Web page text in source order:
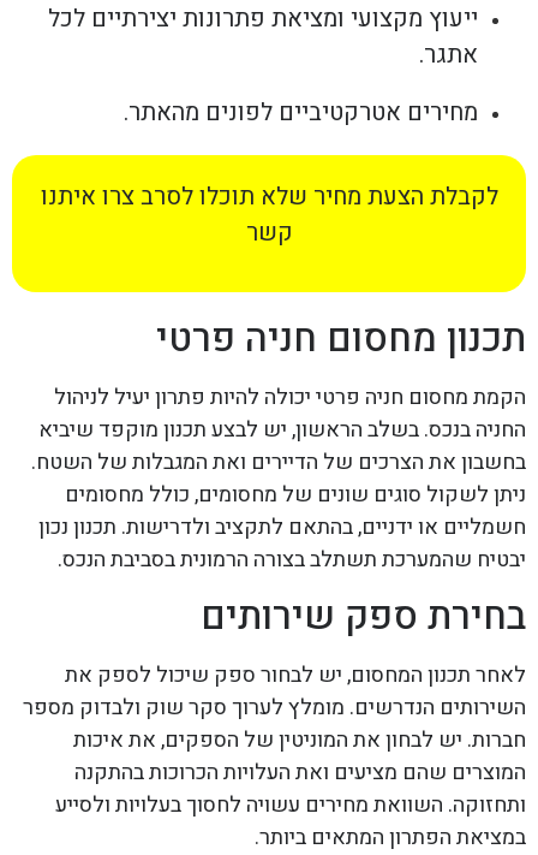
ייעוץ מקצועי ומציאת פתרונות יצירתיים לכל
אתגר.
מחירים אטרקטיביים לפונים מהאתר.
לקבלת הצעת מחיר שלא תוכלו לסרב צרו איתנו
קשר
תכנון מחסום חניה פרטי
הקמת מחסום חניה פרטי יכולה להיות פתרון יעיל לניהול
החניה בנכס. בשלב הראשון, יש לבצע תכנון מוקפד שיביא
בחשבון את הצרכים של הדיירים ואת המגבלות של השטח.
ניתן לשקול סוגים שונים של מחסומים, כולל מחסומים
חשמליים או ידניים, בהתאם לתקציב ולדרישות. תכנון נכון
יבטיח שהמערכת תשתלב בצורה הרמונית בסביבת הנכס.
בחירת ספק שירותים
לאחר תכנון המחסום, יש לבחור ספק שיכול לספק את
השירותים הנדרשים. מומלץ לערוך סקר שוק ולבדוק מספר
חברות. יש לבחון את המוניטין של הספקים, את איכות
המוצרים שהם מציעים ואת העלויות הכרוכות בהתקנה
ותחזוקה. השוואת מחירים עשויה לחסוך בעלויות ולסייע
במציאת הפתרון המתאים ביותר.